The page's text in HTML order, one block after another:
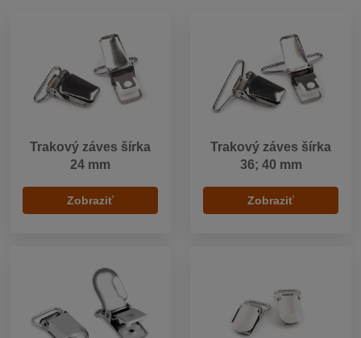
Trakový záves šírka
24 mm
Zobraziť
Trakový záves šírka
36; 40 mm
Zobraziť